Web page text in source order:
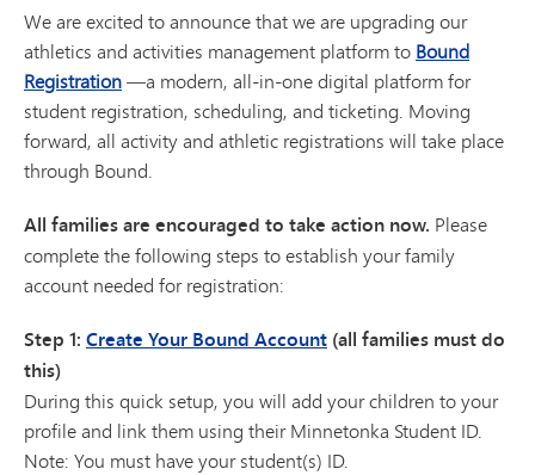
We are excited to announce that we are upgrading our
athletics and activities management platform to Bound
Registration—a modern, all-in-one digital platform for
student registration, scheduling, and ticketing. Moving
forward, all activity and athletic registrations will take place
through Bound.
All families are encouraged to take action now. Please
complete the following steps to establish your family
account needed for registration:
Step 1: Create Your Bound Account (all families must do
this)
During this quick setup, you will add your children to your
profile and link them using their Minnetonka Student ID.
Note: You must have your student(s) ID.